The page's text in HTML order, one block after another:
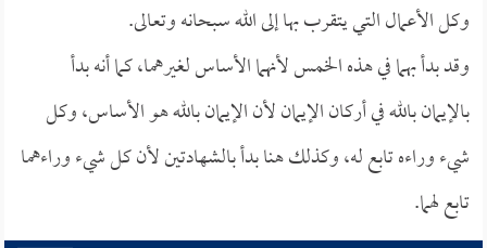
وكل الأعمال التي يتقرب بها إلى الله سبحانه وتعالى.
وقد بدأ بهما في هذه الخمس لأنهما الأساس لغيرهما، كما أنه بدأ
بالإيمان بالله في أركان الإيمان لأن الإيمان بالله هو الأساس، وكل
شيء وراءه تابع له، وكذلك هنا بدأ بالشهادتين لأن كل شيء وراءهما
تابع لهما.